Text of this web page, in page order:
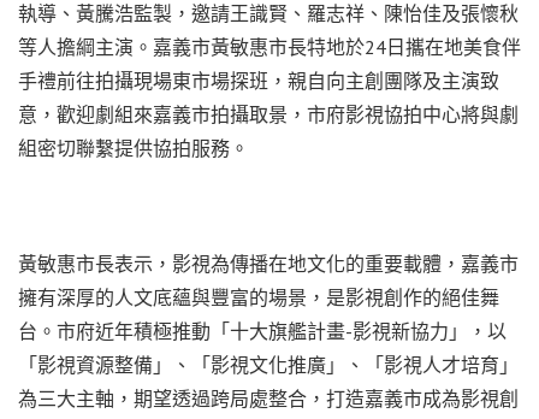
執導、黃騰浩監製，邀請王識賢、羅志祥、陳怡佳及張懷秋
等人擔綱主演。嘉義市黃敏惠市長特地於24日攜在地美食伴
手禮前往拍攝現場東市場探班，親自向主創團隊及主演致
意，歡迎劇組來嘉義市拍攝取景，市府影視協拍中心將與劇
組密切聯繫提供協拍服務。
黃敏惠市長表示，影視為傳播在地文化的重要載體，嘉義市
擁有深厚的人文底蘊與豐富的場景，是影視創作的絕佳舞
台。市府近年積極推動「十大旗艦計畫-影視新協力」，以
「影視資源整備」、「影視文化推廣」、「影視人才培育」
為三大主軸，期望透過跨局處整合，打造嘉義市成為影視創